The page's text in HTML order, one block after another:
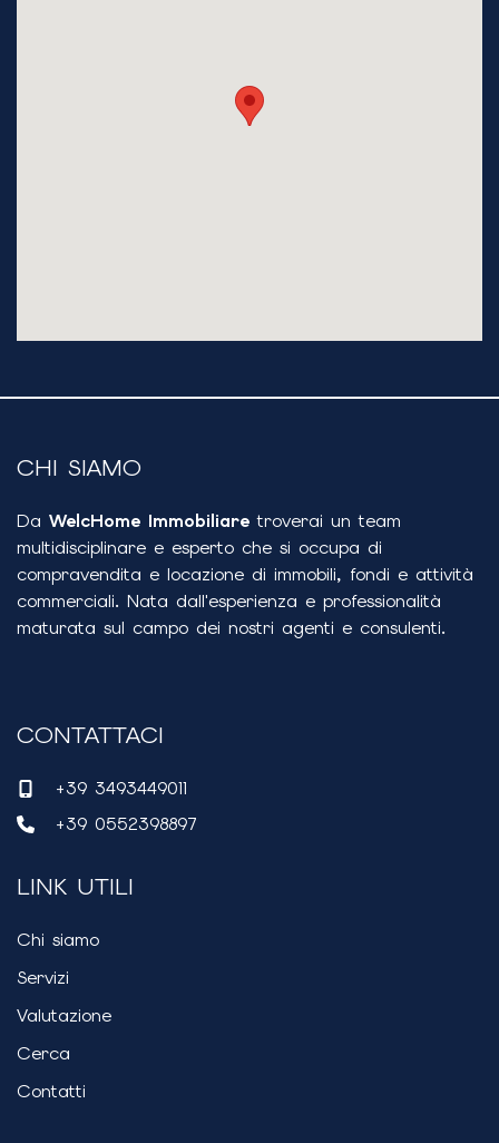
CHI SIAMO
Da WelcHome Immobiliare troverai un team
multidisciplinare e esperto che si occupa di
compravendita e locazione di immobili, fondi e attività
commerciali. Nata dall'esperienza e professionalità
maturata sul campo dei nostri agenti e consulenti.
CONTATTACI
+39 3493449011
+39 0552398897
LINK UTILI
Chi siamo
Servizi
Valutazione
Cerca
Contatti